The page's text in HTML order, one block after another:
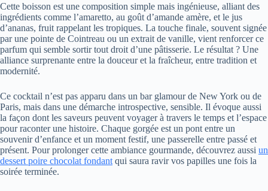
Cette boisson est une composition simple mais ingénieuse, alliant des
ingrédients comme l’amaretto, au goût d’amande amère, et le jus
d’ananas, fruit rappelant les tropiques. La touche finale, souvent signée
par une pointe de Cointreau ou un extrait de vanille, vient renforcer ce
parfum qui semble sortir tout droit d’une pâtisserie. Le résultat ? Une
alliance surprenante entre la douceur et la fraîcheur, entre tradition et
modernité.
Ce cocktail n’est pas apparu dans un bar glamour de New York ou de
Paris, mais dans une démarche introspective, sensible. Il évoque aussi
la façon dont les saveurs peuvent voyager à travers le temps et l’espace
pour raconter une histoire. Chaque gorgée est un pont entre un
souvenir d’enfance et un moment festif, une passerelle entre passé et
présent. Pour prolonger cette ambiance gourmande, découvrez aussi un
dessert poire chocolat fondant qui saura ravir vos papilles une fois la
soirée terminée.